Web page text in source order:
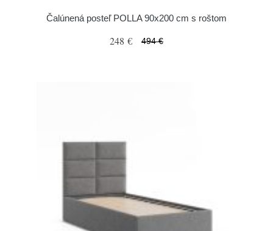
Čalúnená posteľ POLLA 90x200 cm s roštom
248 € 494 €